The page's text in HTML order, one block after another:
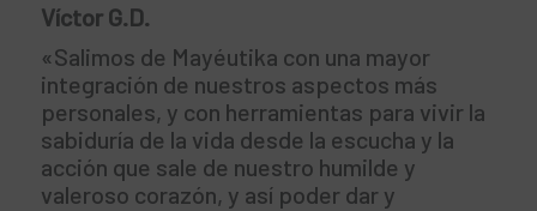
Víctor G.D.
«Salimos de Mayéutika con una mayor
integración de nuestros aspectos más
personales, y con herramientas para vivir la
sabiduría de la vida desde la escucha y la
acción que sale de nuestro humilde y
valeroso corazón, y así poder dar y